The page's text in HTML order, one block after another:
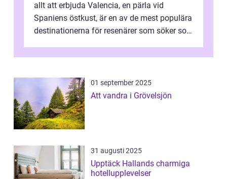
allt att erbjuda Valencia, en pärla vid
Spaniens östkust, är en av de mest populära
destinationerna för resenärer som söker sol,
01 september 2025
Att vandra i Grövelsjön
31 augusti 2025
Upptäck Hallands charmiga
hotellupplevelser